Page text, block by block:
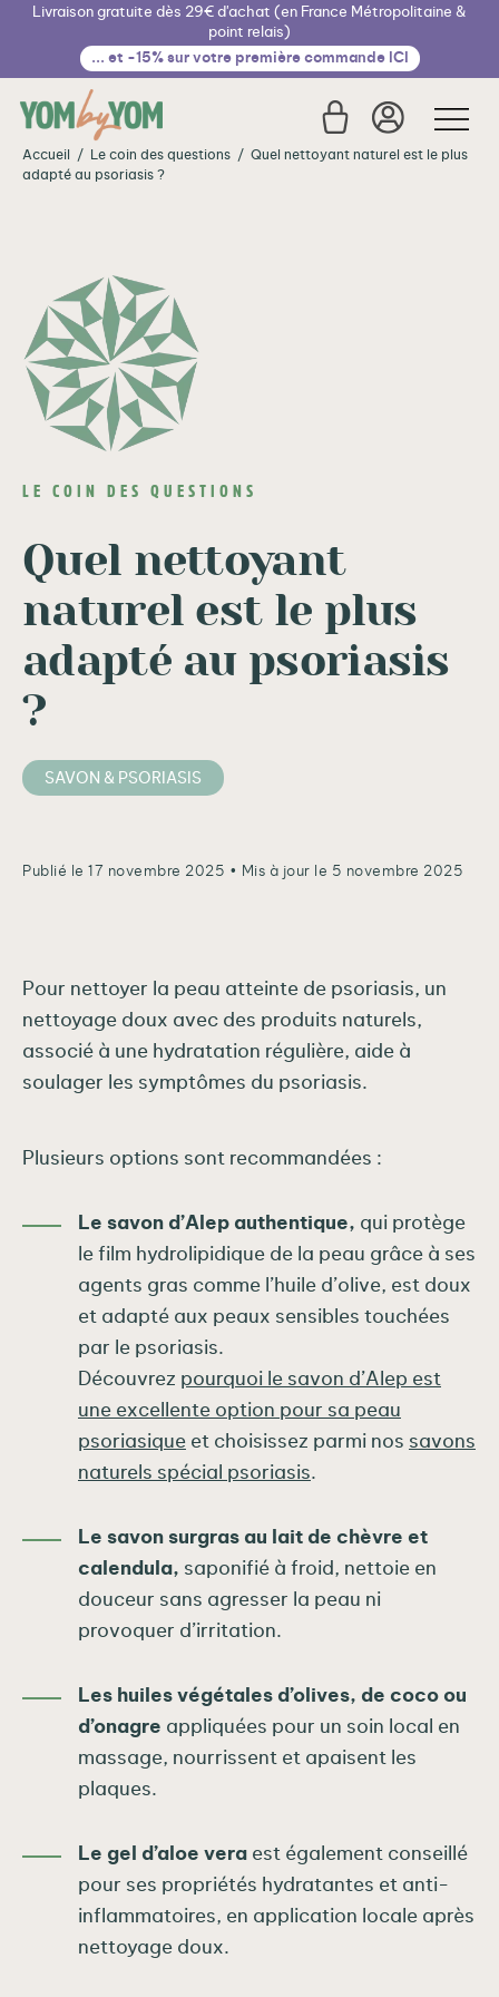
Livraison gratuite dès 29€ d'achat (en France Métropolitaine &
point relais)
... et -15% sur votre première commande ICI
Accueil / Le coin des questions / Quel nettoyant naturel est le plus
adapté au psoriasis ?
LE COIN DES QUESTIONS
Quel nettoyant
naturel est le plus
adapté au psoriasis
?
SAVON & PSORIASIS
Publié le 17 novembre 2025 • Mis à jour le 5 novembre 2025
Pour nettoyer la peau atteinte de psoriasis, un
nettoyage doux avec des produits naturels,
associé à une hydratation régulière, aide à
soulager les symptômes du psoriasis.
Plusieurs options sont recommandées :
Le savon d’Alep authentique, qui protège
le film hydrolipidique de la peau grâce à ses
agents gras comme l’huile d’olive, est doux
et adapté aux peaux sensibles touchées
par le psoriasis.
Découvrez pourquoi le savon d’Alep est
une excellente option pour sa peau
psoriasique et choisissez parmi nos savons
naturels spécial psoriasis.
Le savon surgras au lait de chèvre et
calendula, saponifié à froid, nettoie en
douceur sans agresser la peau ni
provoquer d’irritation.
Les huiles végétales d’olives, de coco ou
d’onagre appliquées pour un soin local en
massage, nourrissent et apaisent les
plaques.
Le gel d’aloe vera est également conseillé
pour ses propriétés hydratantes et anti-
inflammatoires, en application locale après
nettoyage doux.
Cookies management panel